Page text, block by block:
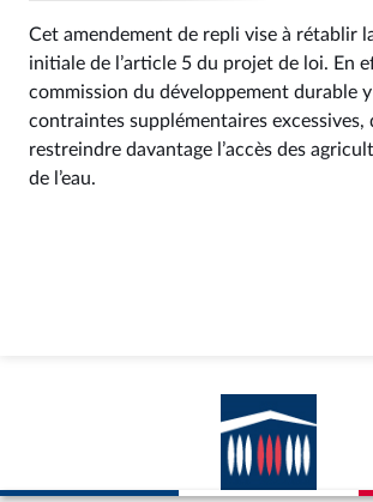
Cet amendement de repli vise à rétablir
initiale de l’article 5 du projet de loi. En
commission du développement durable
contraintes supplémentaires excessives,
restreindre davantage l’accès des
de l’eau.